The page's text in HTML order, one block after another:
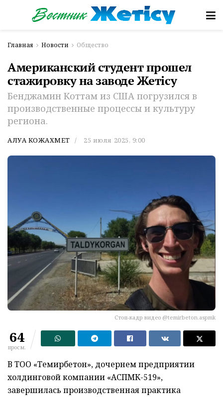
Главная Новости Общество
Американский студент прошел
стажировку на заводе Жетісу
Бенджамин Коттам из США погрузился в
производственные процессы и культуру
региона.
АЛУА КОЖАХМЕТ 25 июля 2025, 9:00
Стоп-кадр видео @temirbeton.aspmk
64
просм.
В ТОО «Темирбетон», дочернем предприятии
холдинговой компании «АСПМК-519»,
завершилась производственная практика